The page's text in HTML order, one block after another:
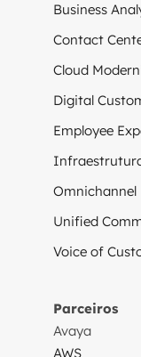
Business
Contact
Cloud
Digital
Employee
Omnichannel
Unified
Voice of
Parceiros
Avaya
AWS